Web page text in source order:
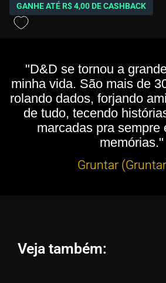
GANHE ATÉ R$ 4,00 DE CASHBACK
"D&D se tornou a
minha vida. São mais de
rolando dados, forjando
de tudo, tecendo
marcadas pra sempre
memórias."
Gruntar
Veja também: